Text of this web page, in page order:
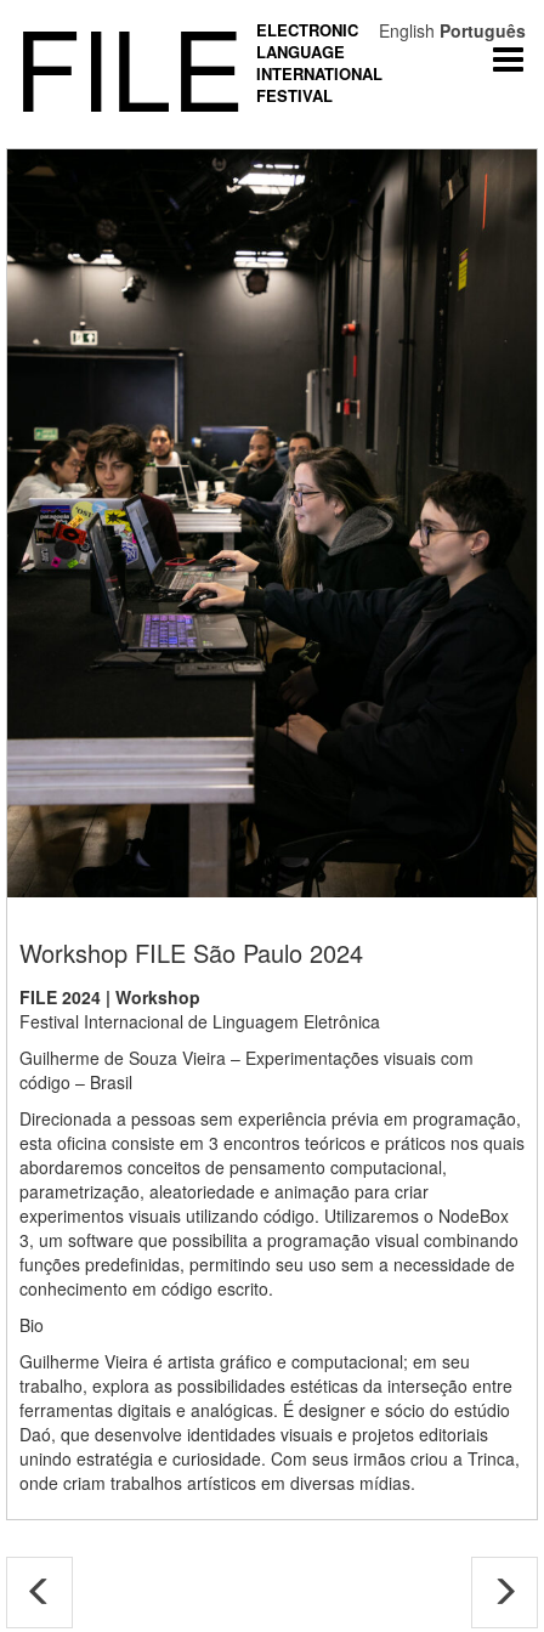
FILE
ELECTRONIC
LANGUAGE
INTERNATIONAL
FESTIVAL
Workshop FILE São Paulo 2024
FILE 2024 | Workshop
Festival Internacional de Linguagem Eletrônica
Guilherme de Souza Vieira – Experimentações visuais com
código – Brasil
Direcionada a pessoas sem experiência prévia em programação,
esta oficina consiste em 3 encontros teóricos e práticos nos quais
abordaremos conceitos de pensamento computacional,
parametrização, aleatoriedade e animação para criar
experimentos visuais utilizando código. Utilizaremos o NodeBox
3, um software que possibilita a programação visual combinando
funções predefinidas, permitindo seu uso sem a necessidade de
conhecimento em código escrito.
Bio
Guilherme Vieira é artista gráfico e computacional; em seu
trabalho, explora as possibilidades estéticas da interseção entre
ferramentas digitais e analógicas. É designer e sócio do estúdio
Daó, que desenvolve identidades visuais e projetos editoriais
unindo estratégia e curiosidade. Com seus irmãos criou a Trinca,
onde criam trabalhos artísticos em diversas mídias.
English Português